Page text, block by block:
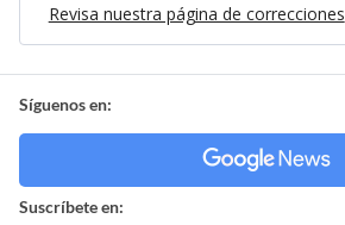
Revisa nuestra página de correcciones
Síguenos en:
Suscríbete en: